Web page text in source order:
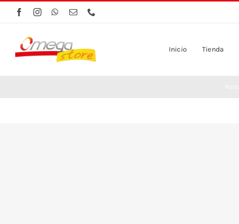
Saltar
contenido
Inicio Tienda